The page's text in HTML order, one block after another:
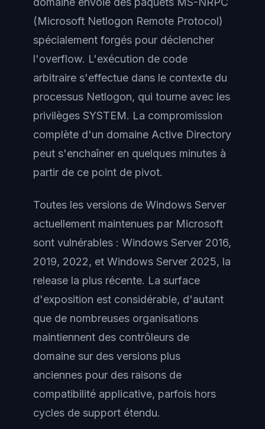
(Microsoft Netlogon Remote Protocol)
spécialement forgés pour déclencher
l'overflow. L'exécution de code
arbitraire s'effectue dans le contexte du
processus Netlogon, qui tourne avec les
privilèges SYSTEM. La compromission
complète d'un domaine Active Directory
peut s'enchaîner en quelques minutes à
partir de ce point de pivot.
Toutes les versions de Windows Server
actuellement maintenues par Microsoft
sont vulnérables : Windows Server 2016,
2019, 2022, et Windows Server 2025, la
release la plus récente. La surface
d'exposition est considérable, d'autant
que de nombreuses organisations
maintiennent des contrôleurs de
domaine sur des versions plus
anciennes pour des raisons de
compatibilité applicative, parfois hors
cycles de support étendu.